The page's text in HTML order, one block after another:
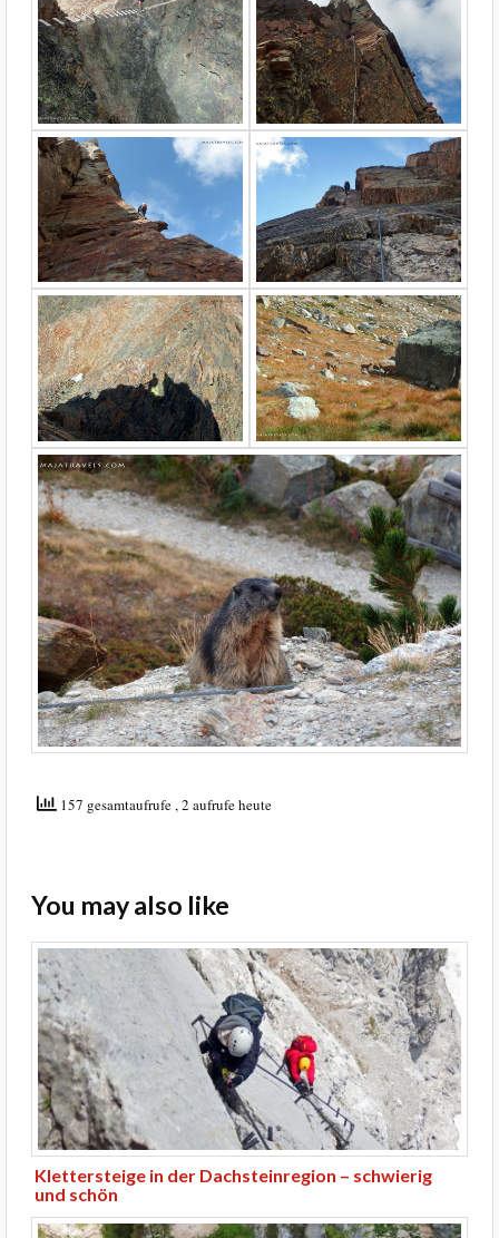
157 gesamtaufrufe, 2 aufrufe heute
You may also like
Klettersteige in der Dachsteinregion – schwierig
und schön